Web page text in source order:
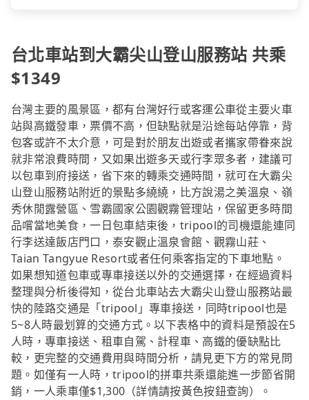
台北車站到大霸尖山登山服務站 共乘
$1349
台灣主要的風景區，都有台灣好行或客運公車從主要火車
站與高鐵發車，票價不高，但缺點就是沿途每站停靠，背
包客或許不太介意，可是對於朋友出遊或者攜家帶眷來說
就非常浪費時間，又如果出遊多天或行李眾多者，建議可
以包車到府接送，省下來的轉乘交通時間，就可在大霸尖
山登山服務站附近的景點多繞繞，比方說湯之美溫泉、嶺
秀休閒露營區、雪霸國家公園觀霧管理站，保留更多時間
品嚐當地美食，一日包車結束後，tripool的司機還能連同
行李送達飯店門口，泰安觀止溫泉會館、觀霧山莊、
Taian Tangyue Resort或者任何乘客指定的下車地點。
如果想知道包車或專車接送以外的交通選擇，在經過資料
整理與分析後得知，從台北車站去大霸尖山登山服務站最
快的陸路交通是「tripool」專車接送，同時tripool也是
5~8人時最划算的交通方式。以下表格中的資料是預設在5
人時，專車接送、租車自駕、計程車、高鐵的優缺點比
較，更完整的交通費用與時間分析，請見更下方的常見問
題。如僅有一人時，tripool的拼車共乘還能進一步節省開
銷，一人乘車僅$1,300（詳情請按黃色按鈕查詢）。